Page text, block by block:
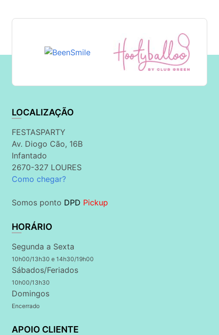
LOCALIZAÇÃO
FESTASPARTY
Av. Diogo Cão, 16B
Infantado
2670-327 LOURES
Como chegar?
Somos ponto DPD Pickup
HORÁRIO
Segunda a Sexta
10h00/13h30 e 14h30/19h00
Sábados/Feriados
10h00/13h30
Domingos
Encerrado
APOIO CLIENTE